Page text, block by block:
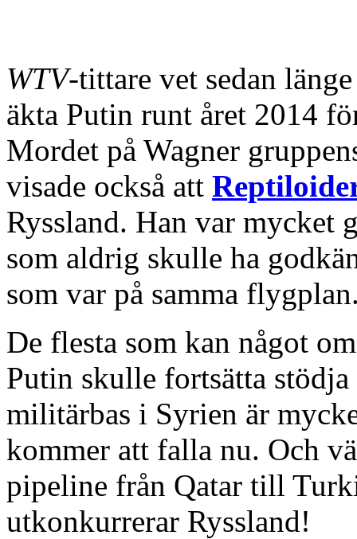
WTV-tittare vet sedan
äkta Putin runt året 2014
Mordet på Wagner
visade också att
Ryssland. Han var mycket
som aldrig skulle ha
som var på samma
De flesta som kan något
Putin skulle fortsätta
militärbas i Syrien är
kommer att falla nu. Och
pipeline från Qatar till
utkonkurrerar Ryssland!